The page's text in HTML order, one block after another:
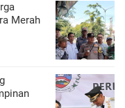
Merah